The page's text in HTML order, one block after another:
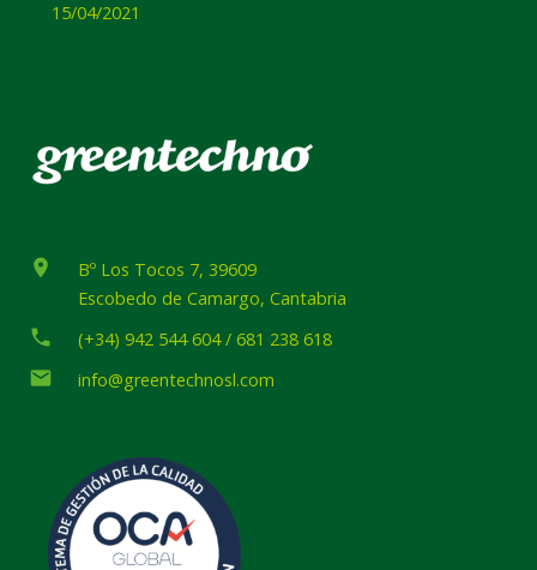
15/04/2021
place
Bº Los Tocos 7, 39609
Escobedo de Camargo, Cantabria
phone (+34) 942 544 604 / 681 238 618
email info@greentechnosl.com